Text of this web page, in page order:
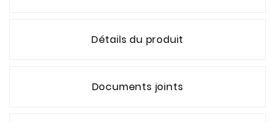
Détails du produit
Documents joints